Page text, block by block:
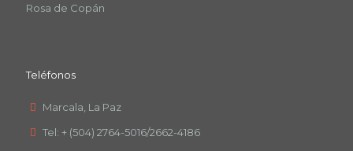
Rosa de Copán
Teléfonos
Marcala, La Paz
Tel: + (504) 2764-5016/2662-4186